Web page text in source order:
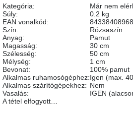
tűz
mellett
ülve
Színes
belső
tér
Woodman
kedvezményesen
Kategória:
Már nem
Súly:
0.2 kg
EAN vonalkód:
Szín:
Rózsaszín
Anyag:
Pamut
Magasság:
30 cm
Szélesség:
50 cm
Mélység:
1 cm
Bevonat:
100% pamut
Alkalmas ruhamosógéphez:Igen (max.
Alkalmas szárítógépekhez: Nem
Vasalás:
IGEN
A tétel elfogyott…